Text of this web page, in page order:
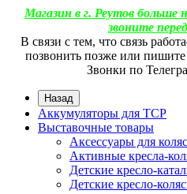
Магазин в г. Реутов больше
звоните
В связи с тем, что связь
позвонить позже или
Звонки по
Назад
Аккумуляторы для ТСР
Выставочные товары
Аксессуары для
Активные кресла-
Детские кресло-
Детские кресло-